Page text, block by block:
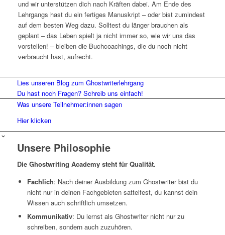
und wir unterstützen dich nach Kräften dabei. Am Ende des
Lehrgangs hast du ein fertiges Manuskript – oder bist zumindest
auf dem besten Weg dazu. Solltest du länger brauchen als
geplant – das Leben spielt ja nicht immer so, wie wir uns das
vorstellen! – bleiben die Buchcoachings, die du noch nicht
verbraucht hast, aufrecht.
Lies unseren Blog zum Ghostwriterlehrgang
Du hast noch Fragen? Schreib uns einfach!
Was unsere Teilnehmer:innen sagen
Hier klicken
Unsere Philosophie
Die Ghostwriting Academy steht für Qualität.
Fachlich: Nach deiner Ausbildung zum Ghostwriter bist du
nicht nur in deinen Fachgebieten sattelfest, du kannst dein
Wissen auch schriftlich umsetzen.
Kommunikativ: Du lernst als Ghostwriter nicht nur zu
schreiben, sondern auch zuzuhören.